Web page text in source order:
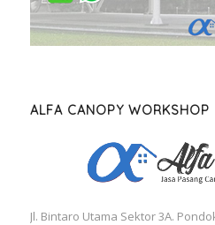
ALFA CANOPY WORKSHOP
Jl. Bintaro Utama Sektor 3A.